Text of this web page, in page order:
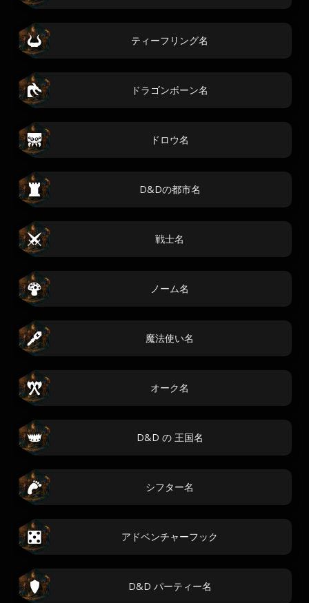
ティーフリング名
ドラゴンボーン名
ドロウ名
D&Dの都市名
戦士名
ノーム名
魔法使い名
オーク名
D&D の 王国名
シフター名
アドベンチャーフック
D&D パーティー名